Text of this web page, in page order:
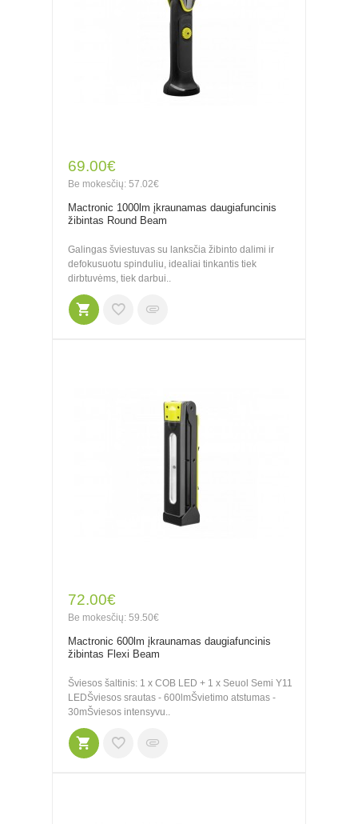
69.00€
Be mokesčių: 57.02€
Mactronic 1000lm įkraunamas daugiafuncinis
žibintas Round Beam
Galingas šviestuvas su lanksčia žibinto dalimi ir
defokusuotu spinduliu, idealiai tinkantis tiek
dirbtuvėms, tiek darbui..
72.00€
Be mokesčių: 59.50€
Mactronic 600lm įkraunamas daugiafuncinis
žibintas Flexi Beam
Šviesos šaltinis: 1 x COB LED + 1 x Seuol Semi Y11
LEDŠviesos srautas - 600lmŠvietimo atstumas -
30mŠviesos intensyvu..